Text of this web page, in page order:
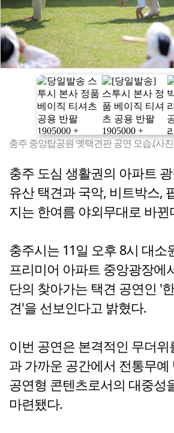
충주 중앙탑공원 옛택견판 공연 모습.(사
충주 도심 생활권의 아파트
유산 택견과 국악, 비트박스,
지는 한여름 야외무대로 바뀐
충주시는 11일 오후 8시 대소
프리미어 아파트 중앙광장에
단의 찾아가는 택견 공연인 '
견'을 선보인다고 밝혔다.
이번 공연은 본격적인 무더
과 가까운 공간에서 전통무예
공연형 콘텐츠로서의 대중성
마련됐다.